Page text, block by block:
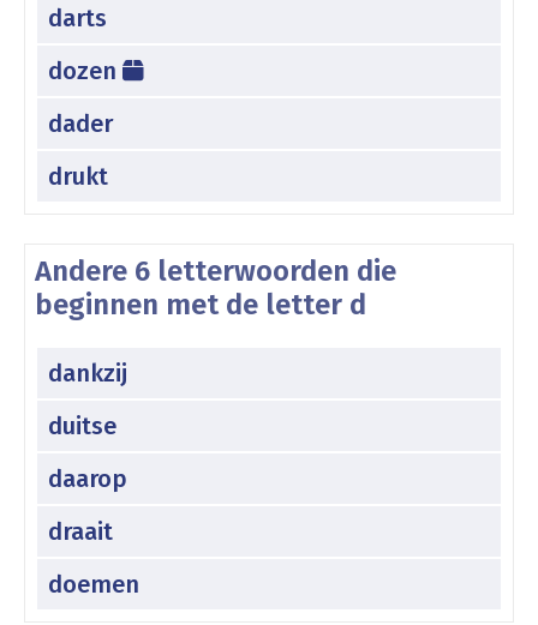
darts
dozen
dader
drukt
Andere 6 letterwoorden die
beginnen met de letter d
dankzij
duitse
daarop
draait
doemen